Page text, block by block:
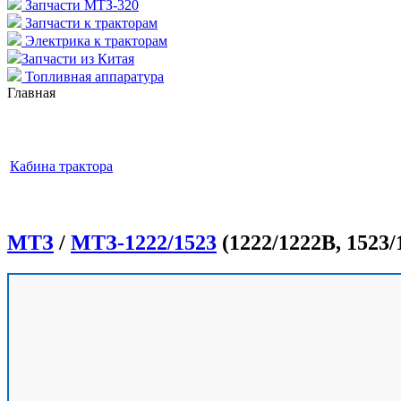
Запчасти МТЗ-320
Запчасти к тракторам
Электрика к тракторам
Запчасти из Китая
Топливная аппаратура
Главная
Кабина трактора
МТЗ / МТЗ-1222/1523 (1222/1222В,